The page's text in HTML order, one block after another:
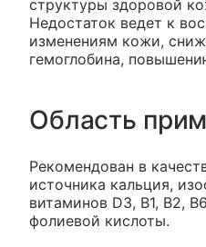
структуры здоровой
Недостаток ведет к
изменениям кожи,
гемоглобина,
Область
Рекомендован в
источника кальция,
витаминов D3, В1, В2,
фолиевой кислоты.